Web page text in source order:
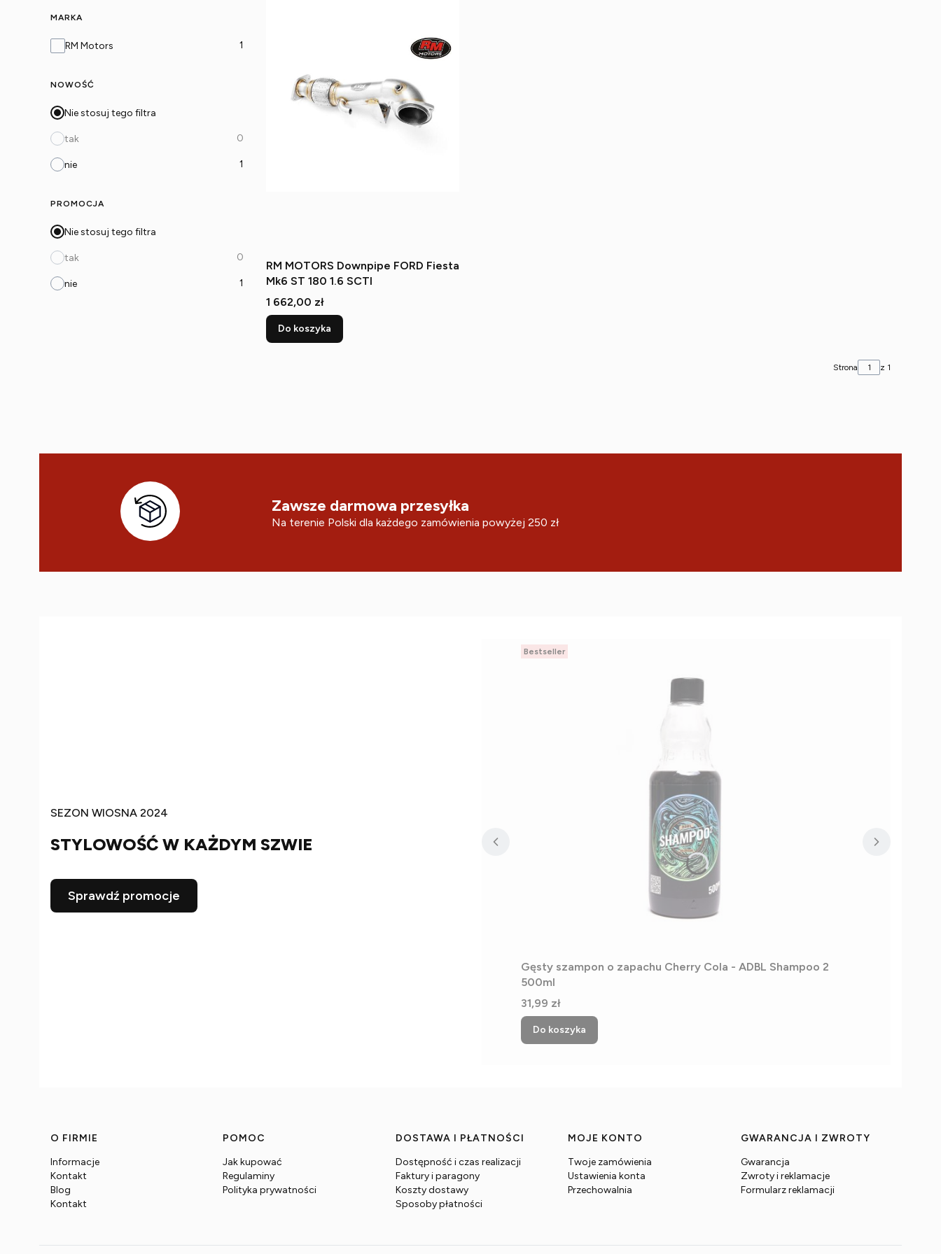
MARKA
MarkaRM Motors 1
NOWOŚĆ
Nie stosuj tego filtra
tak 0
nie 1
PROMOCJA
Nie stosuj tego filtra
tak 0
nie 1
RM MOTORS Downpipe FORD Fiesta
Mk6 ST 180 1.6 SCTI
Cena
1 662,00 zł
Do koszyka
Strona z 1
Zawsze darmowa przesyłka
Na terenie Polski dla każdego zamówienia powyżej 250 zł
SEZON WIOSNA 2024
STYLOWOŚĆ W KAŻDYM SZWIE
Sprawdź promocje
Bestseller
Gęsty szampon o zapachu Cherry Cola - ADBL Shampoo 2
500ml
Cena
31,99 zł
Do koszyka
Linki w stopce
O FIRMIE
Informacje
Kontakt
Blog
Kontakt
POMOC
Jak kupować
Regulaminy
Polityka prywatności
DOSTAWA I PŁATNOŚCI
Dostępność i czas realizacji
Faktury i paragony
Koszty dostawy
Sposoby płatności
MOJE KONTO
Twoje zamówienia
Ustawienia konta
Przechowalnia
GWARANCJA I ZWROTY
Gwarancja
Zwroty i reklamacje
Formularz reklamacji